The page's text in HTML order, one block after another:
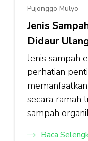
Pujonggo Mulyo
Jenis
Didaur
Jenis sampah
perhatian
secara ramah
sampah
Baca